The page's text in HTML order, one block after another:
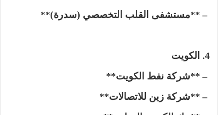
– **مستشفى القلب التخصصي (سدرة)**
الكويت
– **شركة نفط الكويت**
– **شركة زين للاتصالات**